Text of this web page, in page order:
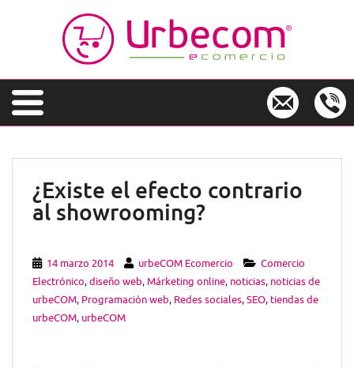
t
¿Existe el efecto contrario
al showrooming?
14 marzo 2014 urbeCOM Ecomercio
Comercio
Electrónico,diseño web,Márketing online, noticias, noticias de
urbeCOM, Programación web, Redes sociales,SEO, tiendas de
urbeCOM, urbeCOM